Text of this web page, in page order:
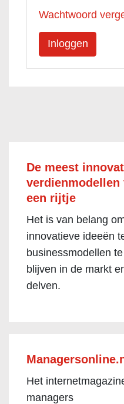
Wachtwoord
De meest
een rijtje
Het is van belang
innovatieve ideeën
businessmodellen
blijven in de markt
delven.
Het
managers